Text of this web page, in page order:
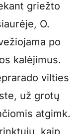
griežto
O.
po
kalėjimus.
vilties
už grotų
atgimk.
kaip